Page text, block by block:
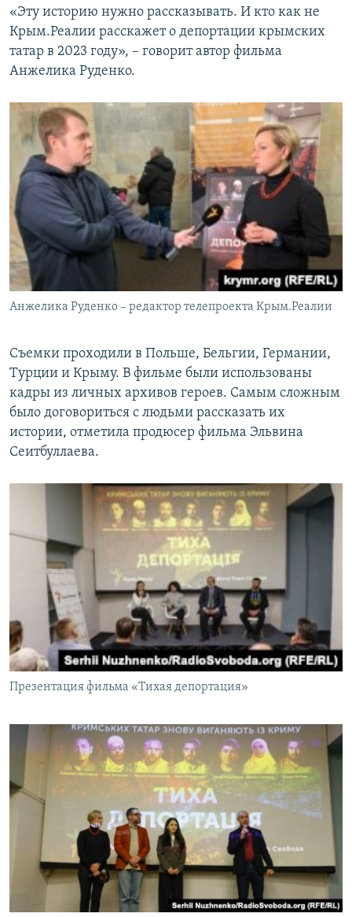
«Эту историю нужно рассказывать. И кто как не
Крым.Реалии расскажет о депортации крымских
татар в 2023 году», – говорит автор фильма
Анжелика Руденко.
Анжелика Руденко – редактор телепроекта Крым.Реалии
Съемки проходили в Польше, Бельгии, Германии,
Турции и Крыму. В фильме были использованы
кадры из личных архивов героев. Самым сложным
было договориться с людьми рассказать их
истории, отметила продюсер фильма Эльвина
Сеитбуллаева.
Презентация фильма «Тихая депортация»